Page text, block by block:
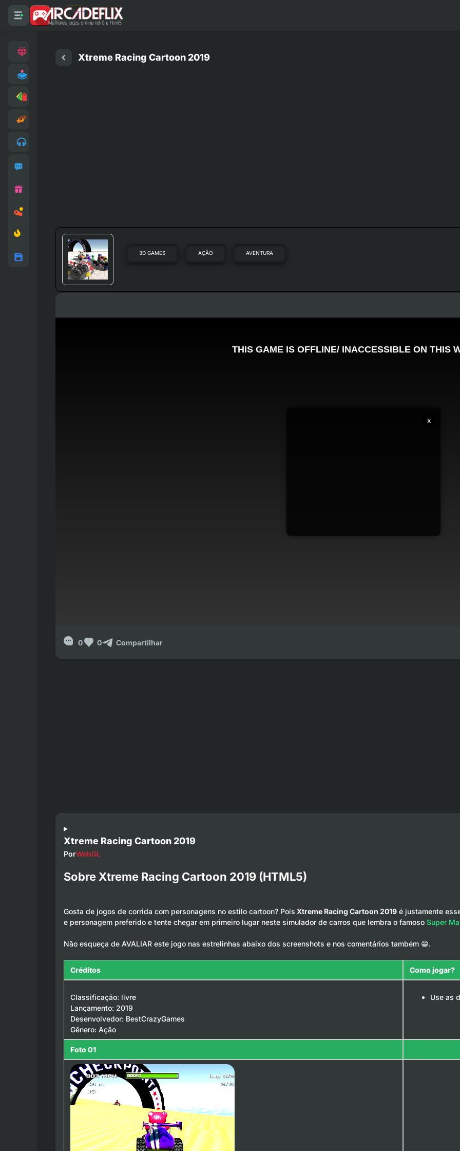
Xtreme Racing Cartoon 2019
3D GAMES AÇÃO AVENTURA
x
0 0 Compartilhar
Xtreme Racing Cartoon 2019
PorWebGL
Sobre Xtreme Racing Cartoon 2019 (HTML5)
Gosta de jogos de corrida com personagens no estilo cartoon? Pois Xtreme Racing Cartoon 2019 é justamente
e personagem preferido e tente chegar em primeiro lugar neste simulador de carros que lembra o famoso Super
Não esqueça de AVALIAR este jogo nas estrelinhas abaixo dos screenshots e nos comentários também 😁.
Créditos Como jogar?
Classificação: livre
Lançamento: 2019
Desenvolvedor: BestCrazyGames
Gênero: Ação
Use as
Foto 01